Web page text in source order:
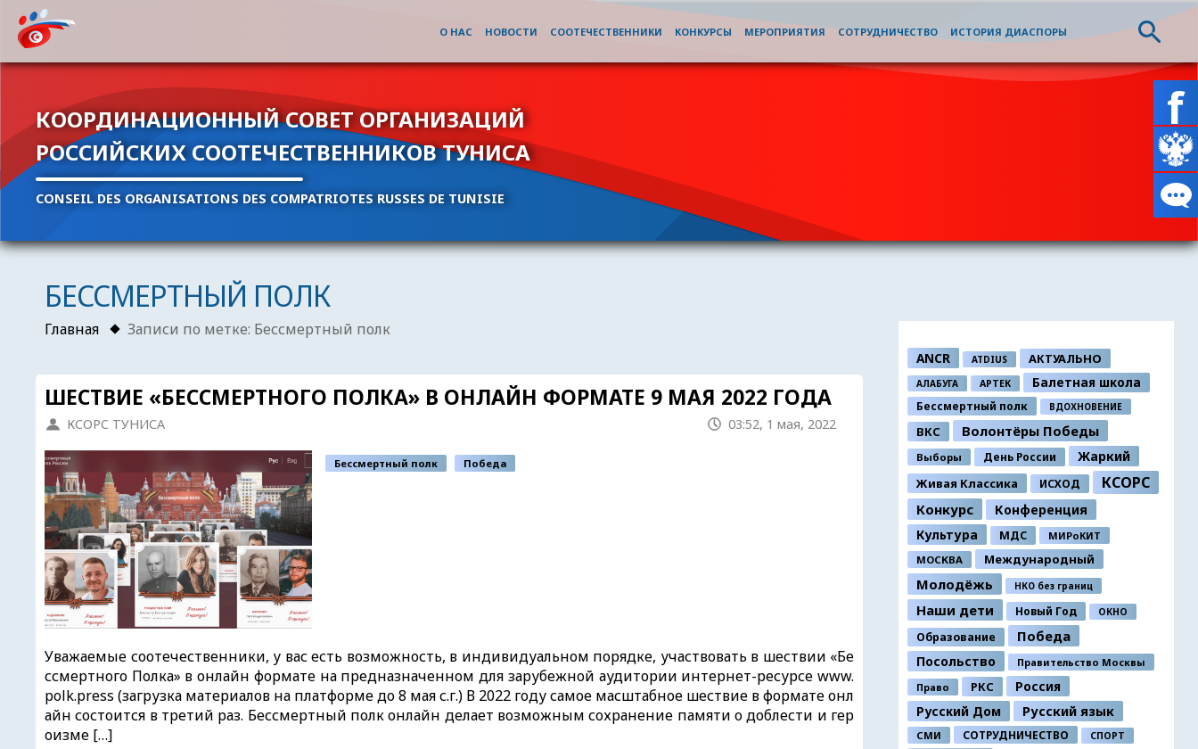
КООРДИНАЦИОННЫЙ СОВЕТ ОРГАНИЗАЦИЙ
РОССИЙСКИХ СООТЕЧЕСТВЕННИКОВ ТУНИСА
CONSEIL DES ORGANISATIONS DES COMPATRIOTES RUSSES DE TUNISIE
О НАС НОВОСТИ СООТЕЧЕСТВЕННИКИ КОНКУРСЫ МЕРОПРИЯТИЯ СОТРУДНИЧЕСТВО ИСТОРИЯ ДИАСПОРЫ
БЕССМЕРТНЫЙ ПОЛК
Главная Записи по метке: Бессмертный полк
ШЕСТВИЕ «БЕССМЕРТНОГО ПОЛКА» В ОНЛАЙН ФОРМАТЕ 9 МАЯ 2022 ГОДА
КСОРС ТУНИСА 03:52, 1 мая, 2022
Бессмертный полк Победа
Уважаемые соотечественники, у вас есть возможность, в индивидуальном порядке, участвовать в шествии «Бе
ссмертного Полка» в онлайн формате на предназначенном для зарубежной аудитории интернет-ресурсе www.
polk.press (загрузка материалов на платформе до 8 мая с.г.) В 2022 году самое масштабное шествие в формате онл
айн состоится в третий раз. Бессмертный полк онлайн делает возможным сохранение памяти о доблести и гер
оизме […]
ANCR ATDIUS АКТУАЛЬНО
АЛАБУГА АРТЕК Балетная школа
Бессмертный полк ВДОХНОВЕНИЕ
ВКС Волонтёры Победы
Выборы День России Жаркий
Живая Классика ИСХОД КСОРС
Конкурс
Конференция
Культура
МДС
МИРоКИТ
МОСКВА
Международный
Молодёжь НКО без границ
Наши дети Новый Год ОКНО
Образование Победа
Посольство
Правительство Москвы
Право
РКС
Россия
Русский Дом
Русский язык
СМИ СОТРУДНИЧЕСТВО СПОРТ